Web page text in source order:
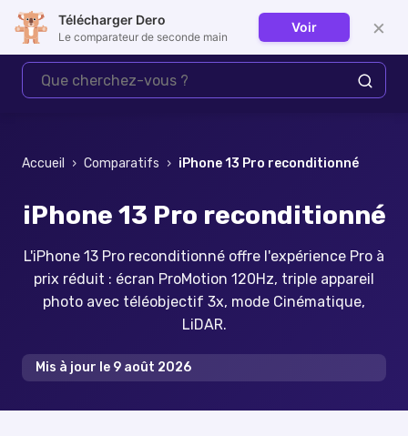
Se connecter
Accueil › Comparatifs › iPhone 13 Pro reconditionné
iPhone 13 Pro reconditionné
L'iPhone 13 Pro reconditionné offre l'expérience Pro à
prix réduit : écran ProMotion 120Hz, triple appareil
photo avec téléobjectif 3x, mode Cinématique,
LiDAR.
Mis à jour le 9 août 2026
Télécharger Dero
Le comparateur de seconde main
Voir ×